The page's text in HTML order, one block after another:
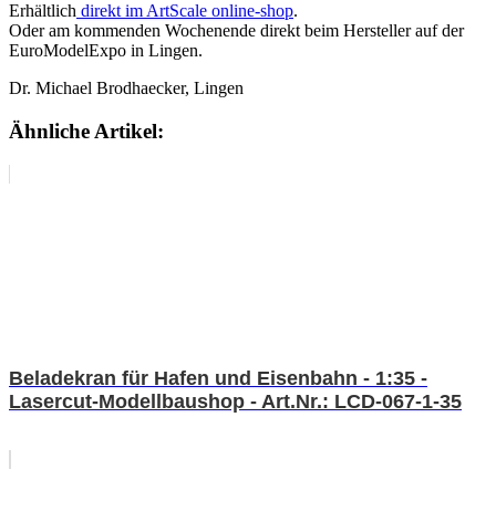
Erhältlich direkt im ArtScale online-shop.
Oder am kommenden Wochenende direkt beim Hersteller auf der
EuroModelExpo in Lingen.
Dr. Michael Brodhaecker, Lingen
Ähnliche Artikel:
Beladekran für Hafen und Eisenbahn - 1:35 -
Lasercut-Modellbaushop - Art.Nr.: LCD-067-1-35